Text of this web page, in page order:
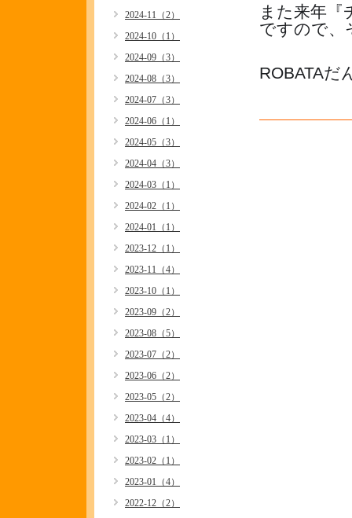
また来年『
ですので、
ROBATA
2024-11（2）
2024-10（1）
2024-09（3）
2024-08（3）
2024-07（3）
2024-06（1）
2024-05（3）
2024-04（3）
2024-03（1）
2024-02（1）
2024-01（1）
2023-12（1）
2023-11（4）
2023-10（1）
2023-09（2）
2023-08（5）
2023-07（2）
2023-06（2）
2023-05（2）
2023-04（4）
2023-03（1）
2023-02（1）
2023-01（4）
2022-12（2）